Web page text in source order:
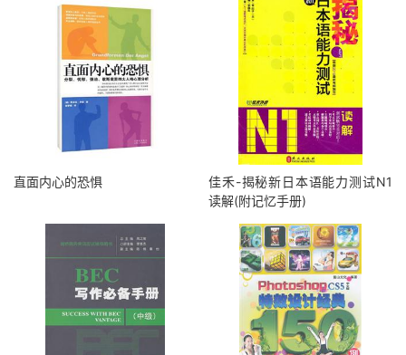
直面内心的恐惧
佳禾-揭秘新日本语能力测试N1
读解(附记忆手册)